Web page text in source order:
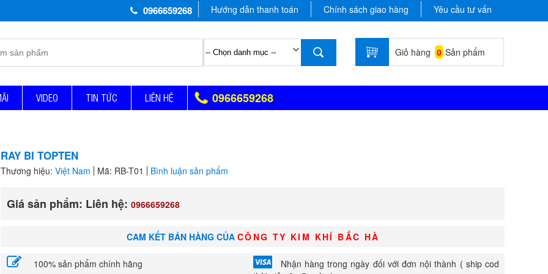
0966659268 Hướng dẫn thanh toán Chính sách giao hàng Yêu cầu tư vấn
Giỏ hàng 0 Sản phẩm
VIDEO TIN TỨC LIÊN HỆ 0966659268
RAY BI TOPTEN
Thương hiệu:Việt Nam Mã: RB-T01 Bình luận sản phẩm
Giá sản phẩm: Liên hệ:0966659268
CAM KẾT BÁN HÀNG CỦA CÔNG TY KIM KHÍ BẮC HÀ
100% sản phẩm chính hãng
Nhận hàng trong ngày đối với đơn nội thành ( ship cod